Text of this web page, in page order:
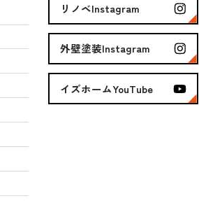
リノベInstagram
外壁塗装Instagram
イズホームYouTube